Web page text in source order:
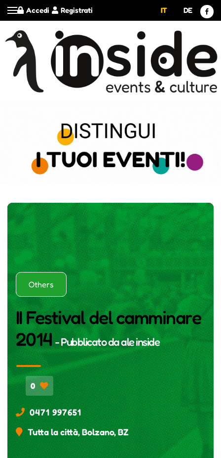
Registrati
Accedi IT DE
Others
II Festival del camminare
2014- Pubblicato daale inside
0
0471 997651
Tutta la città, Bolzano, BZ